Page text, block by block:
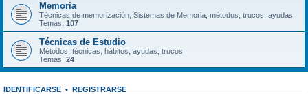
Memoria
Técnicas de memorización, Sistemas de Memoria, métodos, trucos, ayudas
Temas: 107
Técnicas de Estudio
Métodos, técnicas, hábitos, ayudas, trucos
Temas: 24
IDENTIFICARSE • REGISTRARSE